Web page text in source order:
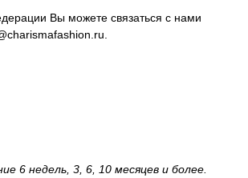
Вы можете связаться с нами
6 недель, 3, 6, 10 месяцев и более.